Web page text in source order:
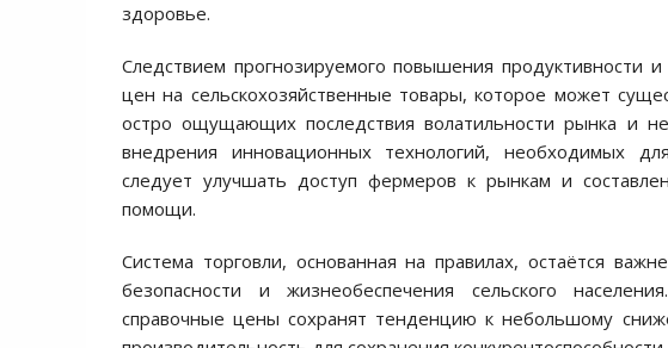
здоровье.
Следствием прогнозируемого повышения продуктивности
цен на сельскохозяйственные товары, которое может
остро ощущающих последствия волатильности рынка и
внедрения инновационных технологий, необходимых
следует улучшать доступ фермеров к рынкам и
помощи.
Система торговли, основанная на правилах, остаётся
безопасности и жизнеобеспечения сельского
справочные цены сохранят тенденцию к небольшому